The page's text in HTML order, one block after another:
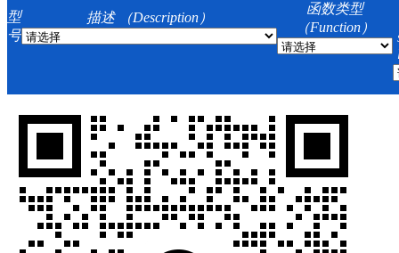
型
号
描述 （Description）
函数类型
（Function）